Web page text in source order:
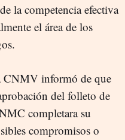
la competencia efectiva
el área de los
CNMV informó de que
del folleto de
completara su
compromisos o